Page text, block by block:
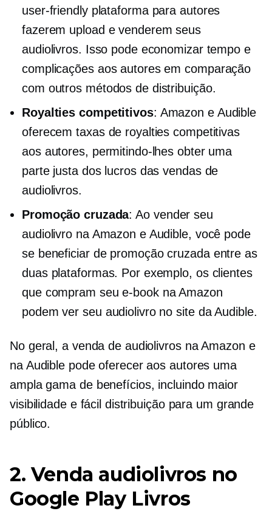
user-friendlyplataforma para autores
fazerem upload e venderem seus
audiolivros. Isso pode economizar tempo e
complicações aos autores em comparação
com outros métodos de distribuição.
Royalties competitivos: Amazon e Audible
oferecem taxas de royalties competitivas
aos autores, permitindo-lhes obter uma
parte justa dos lucros das vendas de
audiolivros.
Promoção cruzada: Ao vender seu
audiolivro na Amazon e Audible, você pode
se beneficiar de promoção cruzadaentre as
duas plataformas. Por exemplo, os clientes
que compram seu e-book na Amazon
podem ver seu audiolivro no site da Audible.
No geral, a venda de audiolivros na Amazon e
na Audible pode oferecer aos autores uma
ampla gama de benefícios, incluindo maior
visibilidade e fácil distribuição para um grande
público.
2. Venda audiolivros no
Google Play Livros